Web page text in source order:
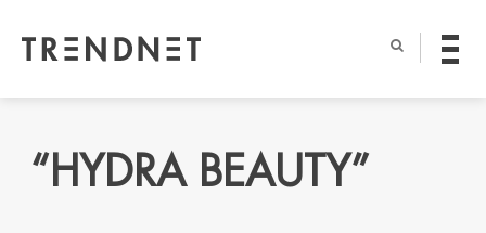
“HYDRA BEAUTY”